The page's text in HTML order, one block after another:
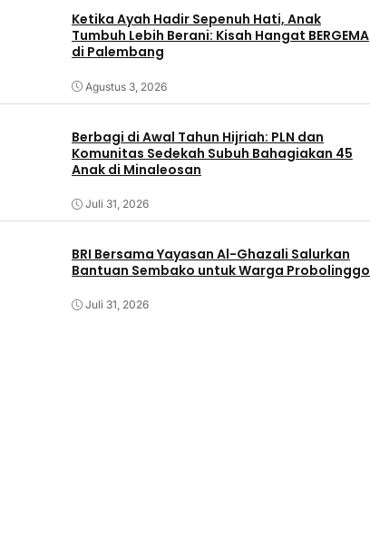
Ketika Ayah Hadir Sepenuh Hati, Anak
Tumbuh Lebih Berani: Kisah Hangat BERGEMA
di Palembang
Agustus 3, 2026
Berbagi di Awal Tahun Hijriah: PLN dan
Komunitas Sedekah Subuh Bahagiakan 45
Anak di Minaleosan
Juli 31, 2026
BRI Bersama Yayasan Al-Ghazali Salurkan
Bantuan Sembako untuk Warga Probolinggo
Juli 31, 2026